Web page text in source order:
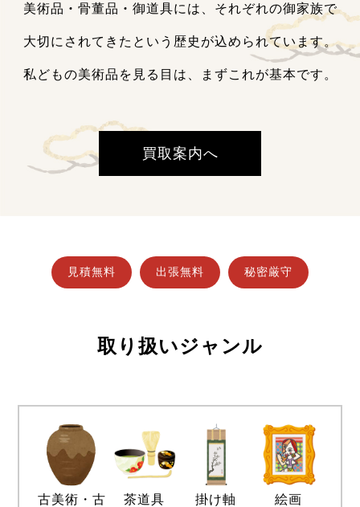
美術品 ・ 骨董品 ・ 御道具には、それぞれの御家族で
大切にされてきたという歴史が込められています。
私どもの美術品を見る目は、まずこれが基本です。
買取案内へ
見積無料 出張無料 秘密厳守
取り扱いジャンル
古美術・古
茶道具 掛け軸 絵画